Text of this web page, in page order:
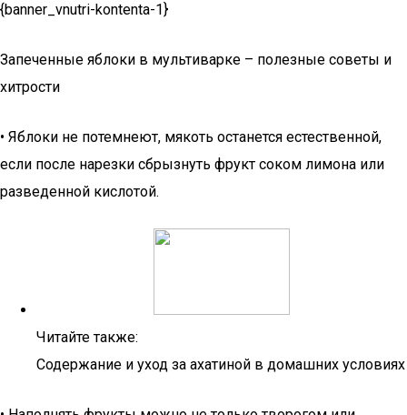
{banner_vnutri-kontenta-1}
Запеченные яблоки в мультиварке – полезные советы и
хитрости
• Яблоки не потемнеют, мякоть останется естественной,
если после нарезки сбрызнуть фрукт соком лимона или
разведенной кислотой.
Читайте также:
Содержание и уход за ахатиной в домашних условиях